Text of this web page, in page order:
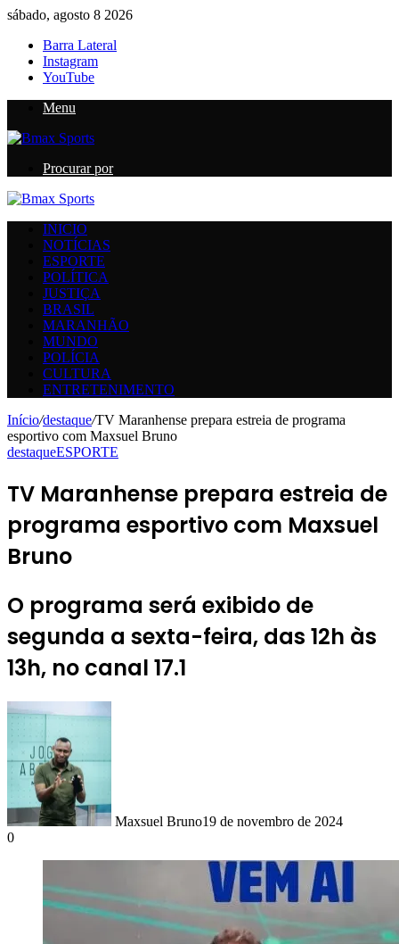
sábado, agosto 8 2026
Barra Lateral
Instagram
YouTube
Menu
Procurar por
INICIO
NOTÍCIAS
ESPORTE
POLÍTICA
JUSTIÇA
BRASIL
MARANHÃO
MUNDO
POLÍCIA
CULTURA
ENTRETENIMENTO
Início/destaque/TV Maranhense prepara estreia de programa
esportivo com Maxsuel Bruno
destaqueESPORTE
TV Maranhense prepara estreia de
programa esportivo com Maxsuel
Bruno
O programa será exibido de
segunda a sexta-feira, das 12h às
13h, no canal 17.1
Maxsuel Bruno19 de novembro de 2024
0